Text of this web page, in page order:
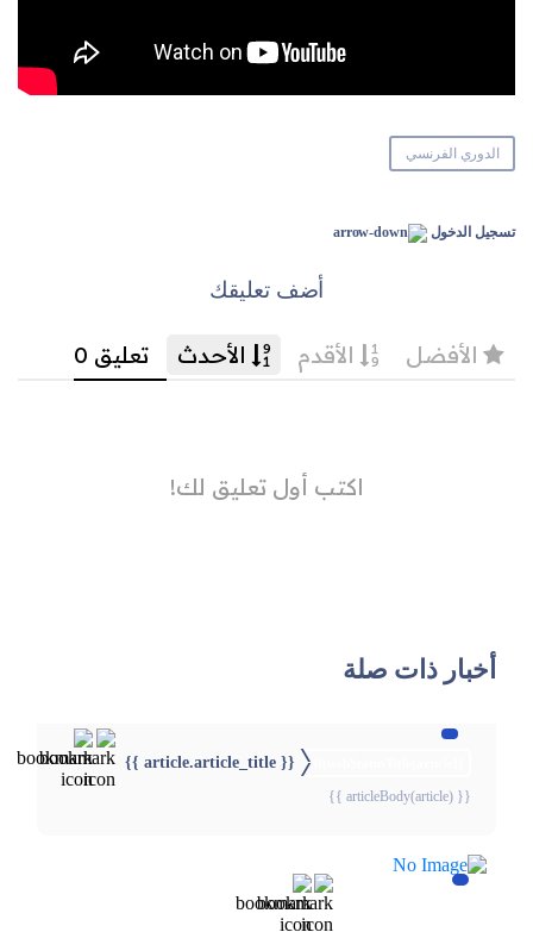
الدوري الفرنسي
تسجيل الدخول
أضف تعليقك
أخبار ذات صلة
{{ article.article_title }}
{{ articleBody(article) }}